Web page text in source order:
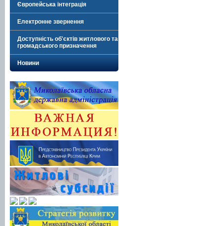
Європейська інтеграція
Електронне звернення
Доступність об'єктів житлового та
громадського призначення
Новини